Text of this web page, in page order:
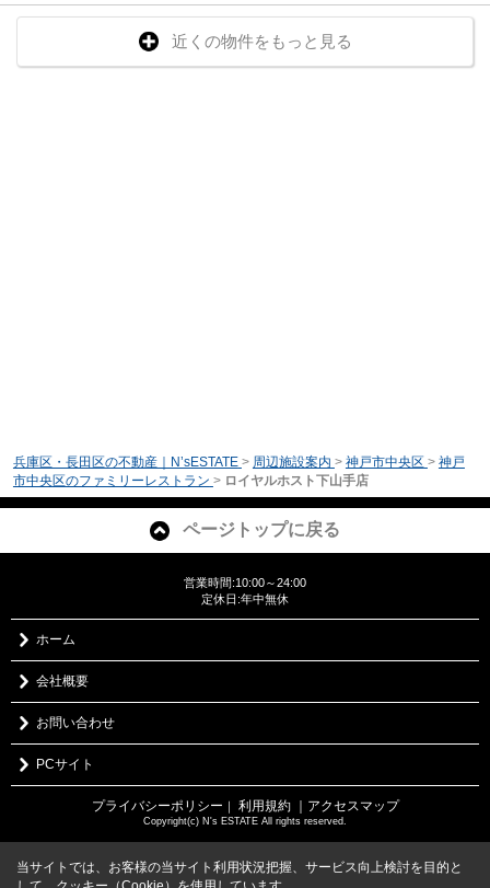
近くの物件をもっと見る
兵庫区・長田区の不動産｜N’sESTATE > 周辺施設案内 > 神戸市中央区 > 神戸
市中央区のファミリーレストラン > ロイヤルホスト下山手店
ページトップに戻る
営業時間:10:00～24:00
定休日:年中無休
ホーム
会社概要
お問い合わせ
PCサイト
プライバシーポリシー ｜ 利用規約 ｜アクセスマップ
Copyright(c) N's ESTATE All rights reserved.
当サイトでは、お客様の当サイト利用状況把握、サービス向上検討を目的と